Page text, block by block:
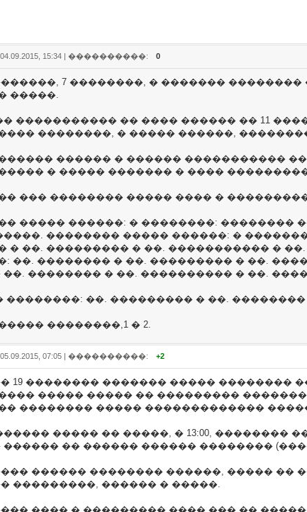
15:34 | ����������: 0
7 ��������, � �������
�����.
����������� �� ���� ������ �� 11
��������, � ����� ������,
������ � ������ �����������
� ����� ������� � ����
��� �������� ����� ���� �
����� ������: � ��������:
�������� ����� ������: �
� ��. ��������� � ��. ����������� �
��. �������� � ��. ��������� � ��.
�������� � ��. ���������� � ��.
��������: ��. ��������� � ��. ��������
��������,1 � 2.
07:05 | ����������: +2
19 �������� ������� ����� ��������
����� ����� �� ���������
�������� ����� �������������
����� �� �����, � 13:00,
�� ������ ������ ��������
������ �������� ������, ����� ��
���������, ������ � �����.
���� � ��������� ���� ��� ��